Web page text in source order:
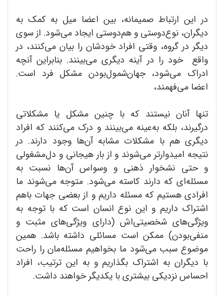
در این ارتباط صمیمانه، بین اعضا میل به کمک به
دیگران، نوع‌دوستی و هم‌دوستی ایجاد می‌شود. از سوی
دیگر در گروه، وقتی افراد خودشان را بیان می‌کنند، در
واقع خود را در آینه دیگری می‌بینند. بنابراین آنچه
ادراک می‌شود، جهان‌شمول‌بودن مشکل فرد است.
اعضا می‌فهمند،
تنها آنان نیستند که با چنین مشکل یا مشکلاتی
درگیرند، بلکه به‌عینه می‌بینند و درک می‌کنند که افراد
دیگری هم با مشکلات مشابه ‌آن‌ها وجود دارند. در
نتیجه امیدوارتر می‌شوند و از بار هیجانی و دل‌مشغولی
و حتی نشخوار ذهنی و وسواس آن‌ها نسبت به
مسئله‌ای که دارند کاسته می‌شود. متوجه می‌شوند ما
افرادی هستیم که مسئله داریم و از بعضی جهات باهم
اشتراک داریم و این نوع انسان است که با توجه به
ویژگی‌های شخصیتی‌اش (دارای ویژگی‌های مثبت و
منفی‌بودن) ممکن است مسائلی داشته باشد. همین
موضوع سبب می‌شود ما بخواهیم مسئله‌مان را راحت
با دیگران به اشتراک بگذاریم و به این ترتیب، افراد
احساس نزدیکی بیشتری با یکدیگر خواهند داشت.